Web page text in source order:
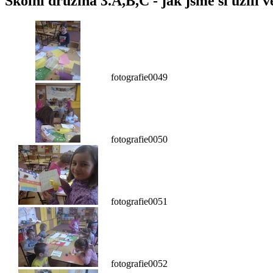
fotografie0049
fotografie0050
fotografie0051
fotografie0052